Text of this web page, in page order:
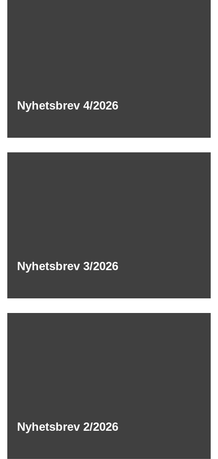
Nyhetsbrev 4/2026
Nyhetsbrev 3/2026
Nyhetsbrev 2/2026